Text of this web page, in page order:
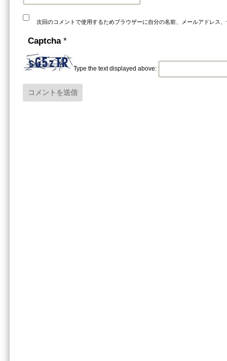
次回のコメントで使用するためブラウザーに自分の名前、メールアドレス
Captcha *
Type the text displayed above: